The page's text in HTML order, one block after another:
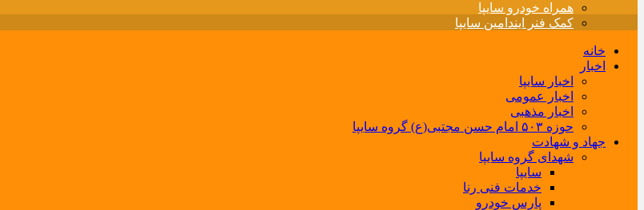
همراه خودرو سایپا
کمک فنر ایندامین سایپا
خانه
اخبار
اخبار سایپا
اخبار عمومی
اخبار مذهبی
حوزه ۵۰۳ امام حسن مجتبی(ع) گروه سایپا
جهاد و شهادت
شهدای گروه سایپا
سایپا
خدمات فنی رنا
پارس خودرو